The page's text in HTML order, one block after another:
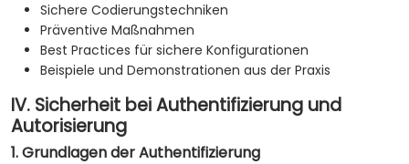
Sichere Codierungstechniken
Präventive Maßnahmen
Best Practices für sichere Konfigurationen
Beispiele und Demonstrationen aus der Praxis
IV. Sicherheit bei Authentifizierung und
Autorisierung
1. Grundlagen der Authentifizierung